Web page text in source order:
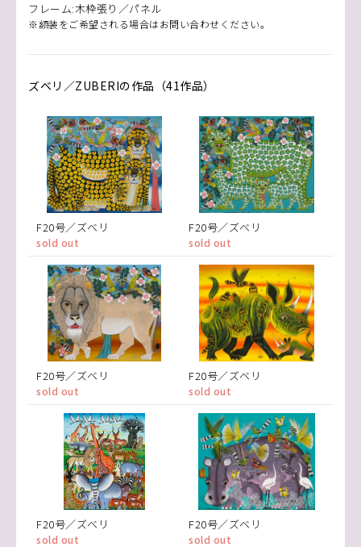
フレーム:木枠張り／パネル
※額装をご希望される場合はお問い合わせください。
ズベリ／ZUBERIの作品（41作品）
F20号／ズベリ
sold out
F20号／ズベリ
sold out
F20号／ズベリ
sold out
F20号／ズベリ
sold out
F20号／ズベリ
sold out
F20号／ズベリ
sold out